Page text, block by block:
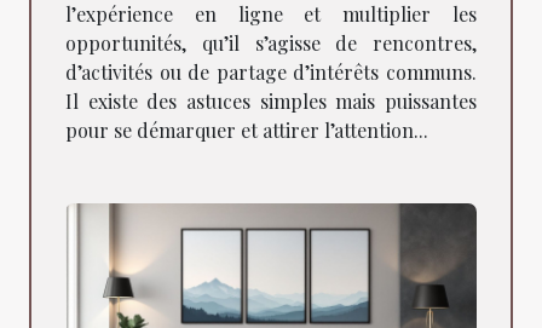
l’expérience en ligne et multiplier les
opportunités, qu’il s’agisse de rencontres,
d’activités ou de partage d’intérêts communs.
Il existe des astuces simples mais puissantes
pour se démarquer et attirer l’attention...